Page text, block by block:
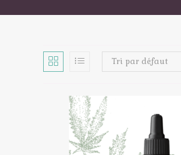
Tri par défaut